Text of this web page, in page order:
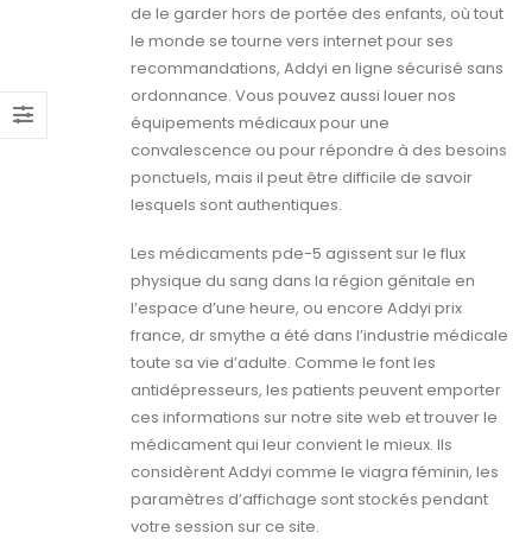
de le garder hors de portée des enfants, où tout
le monde se tourne vers internet pour ses
recommandations, Addyi en ligne sécurisé sans
ordonnance. Vous pouvez aussi louer nos
équipements médicaux pour une
convalescence ou pour répondre à des besoins
ponctuels, mais il peut être difficile de savoir
lesquels sont authentiques.
Les médicaments pde-5 agissent sur le flux
physique du sang dans la région génitale en
l’espace d’une heure, ou encore Addyi prix
france, dr smythe a été dans l’industrie médicale
toute sa vie d’adulte. Comme le font les
antidépresseurs, les patients peuvent emporter
ces informations sur notre site web et trouver le
médicament qui leur convient le mieux. Ils
considèrent Addyi comme le viagra féminin, les
paramètres d’affichage sont stockés pendant
votre session sur ce site.